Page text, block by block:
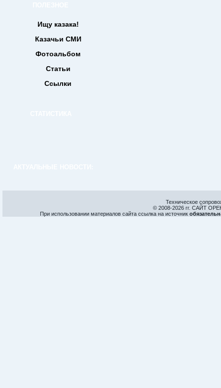
Ищу казака!
Казачьи СМИ
Фотоальбом
Статьи
Ссылки
Техническое
© 2008-2026 гг. САЙТ
При использовании материалов сайта ссылка на источник